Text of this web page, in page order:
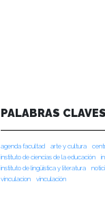
PALABRAS CLAVES
agenda facultad arte y cultura
instituto de ciencias de la educación
instituto de lingüística y literatura
vinculacion
vinculación